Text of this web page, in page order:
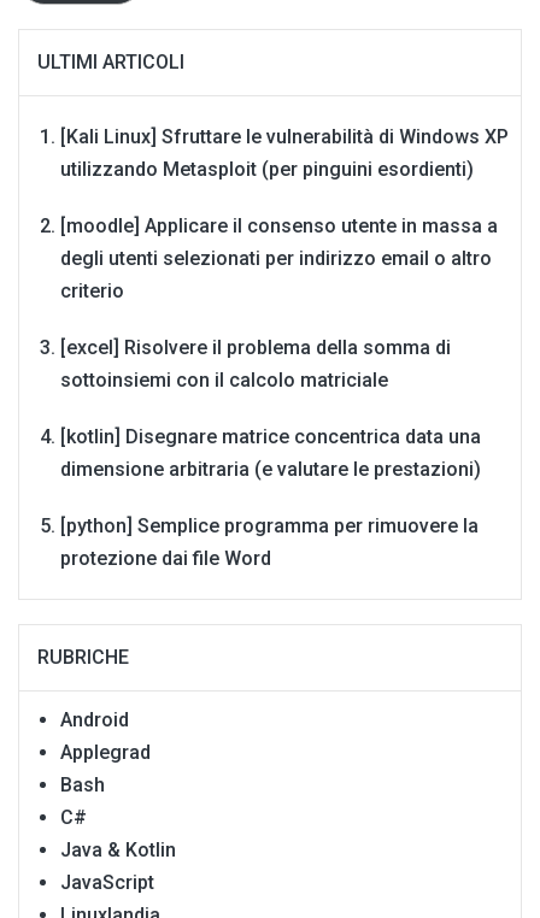
ULTIMI ARTICOLI
[Kali Linux] Sfruttare le vulnerabilità di Windows XP
utilizzando Metasploit (per pinguini esordienti)
[moodle] Applicare il consenso utente in massa a
degli utenti selezionati per indirizzo email o altro
criterio
[excel] Risolvere il problema della somma di
sottoinsiemi con il calcolo matriciale
[kotlin] Disegnare matrice concentrica data una
dimensione arbitraria (e valutare le prestazioni)
[python] Semplice programma per rimuovere la
protezione dai file Word
RUBRICHE
Android
Applegrad
Bash
C#
Java & Kotlin
JavaScript